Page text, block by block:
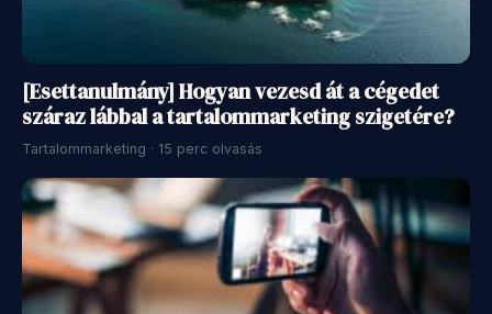
[Esettanulmány] Hogyan vezesd át a cégedet
száraz lábbal a tartalommarketing szigetére?
Tartalommarketing · 15 perc olvasás